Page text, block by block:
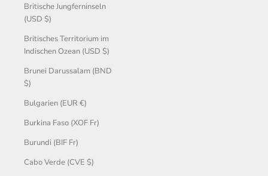
Britische Jungferninseln
(USD $)
Britisches Territorium im
Indischen Ozean (USD $)
Brunei Darussalam (BND
$)
Bulgarien (EUR €)
Burkina Faso (XOF Fr)
Burundi (BIF Fr)
Cabo Verde (CVE $)